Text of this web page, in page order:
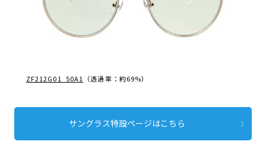
ZF212G01_50A1 （透過率：約69%）
サングラス特設ページはこちら